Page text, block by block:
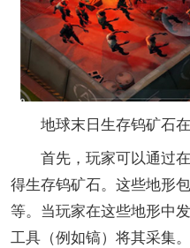
地球末日生存钨矿石在
首先，玩家可以通过在
得生存钨矿石。这些地形
等。当玩家在这些地形中
工具（例如镐）将其采集